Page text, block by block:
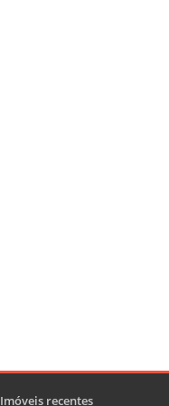
Imóveis recentes